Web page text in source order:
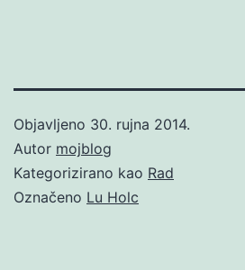
Objavljeno 30. rujna 2014.
Autor mojblog
Kategorizirano kao Rad
Označeno Lu Holc